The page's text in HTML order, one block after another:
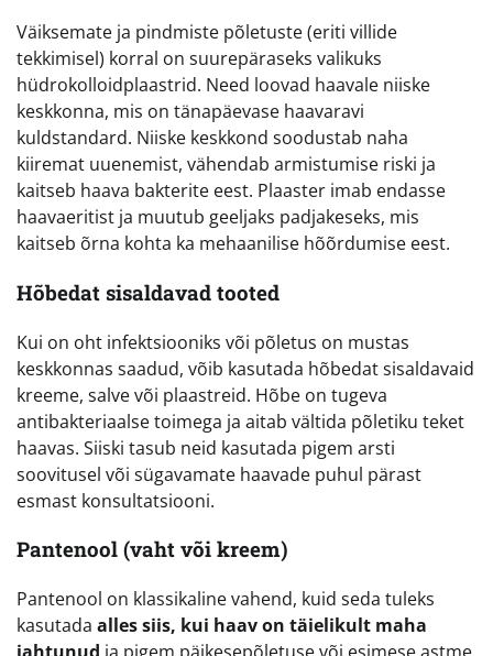
Väiksemate ja pindmiste põletuste (eriti villide
tekkimisel) korral on suurepäraseks valikuks
hüdrokolloidplaastrid. Need loovad haavale niiske
keskkonna, mis on tänapäevase haavaravi
kuldstandard. Niiske keskkond soodustab naha
kiiremat uuenemist, vähendab armistumise riski ja
kaitseb haava bakterite eest. Plaaster imab endasse
haavaeritist ja muutub geeljaks padjakeseks, mis
kaitseb õrna kohta ka mehaanilise hõõrdumise eest.
Hõbedat sisaldavad tooted
Kui on oht infektsiooniks või põletus on mustas
keskkonnas saadud, võib kasutada hõbedat sisaldavaid
kreeme, salve või plaastreid. Hõbe on tugeva
antibakteriaalse toimega ja aitab vältida põletiku teket
haavas. Siiski tasub neid kasutada pigem arsti
soovitusel või sügavamate haavade puhul pärast
esmast konsultatsiooni.
Pantenool (vaht või kreem)
Pantenool on klassikaline vahend, kuid seda tuleks
kasutada alles siis, kui haav on täielikult maha